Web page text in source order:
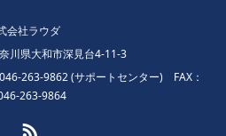
会社ラウダ
川県大和市深見台4-11-3
263-9862 (サポートセンター) FAX：
263-9864